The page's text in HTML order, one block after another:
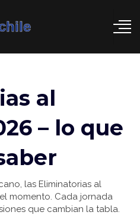
al
– lo que
las Eliminatorias al
momento. Cada jornada
que cambian la tabla.